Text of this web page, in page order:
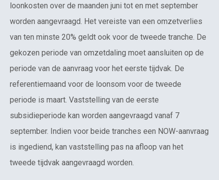
loonkosten over de maanden juni tot en met september
worden aangevraagd. Het vereiste van een omzetverlies
van ten minste 20% geldt ook voor de tweede tranche. De
gekozen periode van omzetdaling moet aansluiten op de
periode van de aanvraag voor het eerste tijdvak. De
referentiemaand voor de loonsom voor de tweede
periode is maart. Vaststelling van de eerste
subsidieperiode kan worden aangevraagd vanaf 7
september. Indien voor beide tranches een NOW-aanvraag
is ingediend, kan vaststelling pas na afloop van het
tweede tijdvak aangevraagd worden.